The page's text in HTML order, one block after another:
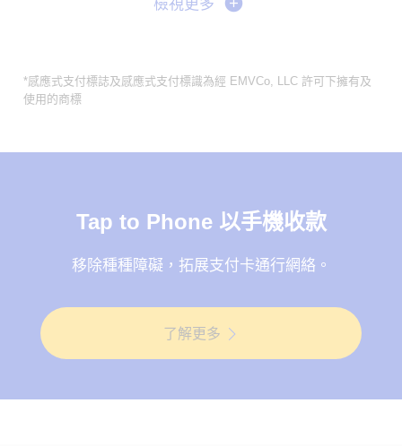
檢視更多
*感應式支付標誌及感應式支付標識為經 EMVCo, LLC 許可下擁有及
使用的商標
Tap to Phone 以手機收款
移除種種障礙，拓展支付卡通行網絡。
了解更多